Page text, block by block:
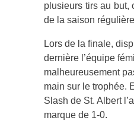
plusieurs tirs au but,
de la saison
Lors de la finale,
dernière l’équipe
malheureusement
main sur le trophée.
Slash de St. Albert
marque de 1-0.